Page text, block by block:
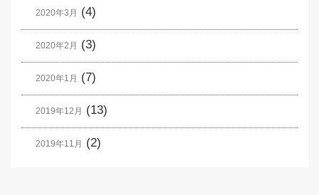
2020年3月 (4)
2020年2月 (3)
2020年1月 (7)
2019年12月 (13)
2019年11月 (2)